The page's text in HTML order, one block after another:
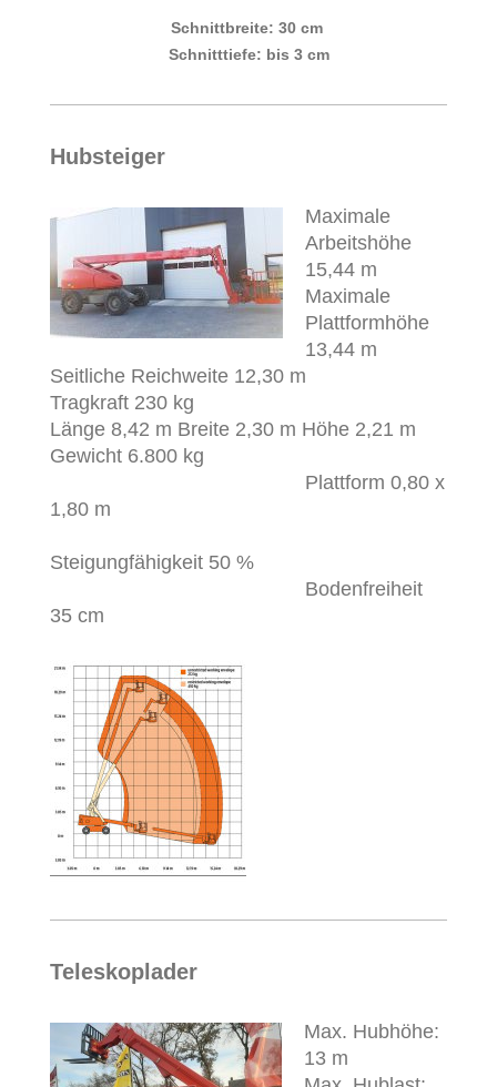
Schnittbreite: 30 cm
Schnitttiefe: bis 3 cm
Hubsteiger
Maximale
Arbeitshöhe
15,44 m
Maximale
Plattformhöhe
13,44 m
Seitliche Reichweite 12,30 m
Tragkraft 230 kg
Länge 8,42 m Breite 2,30 m Höhe 2,21 m
Gewicht 6.800 kg
Plattform 0,80 x
1,80 m
Steigungfähigkeit 50 %
Bodenfreiheit
35 cm
Teleskoplader
Max. Hubhöhe:
13 m